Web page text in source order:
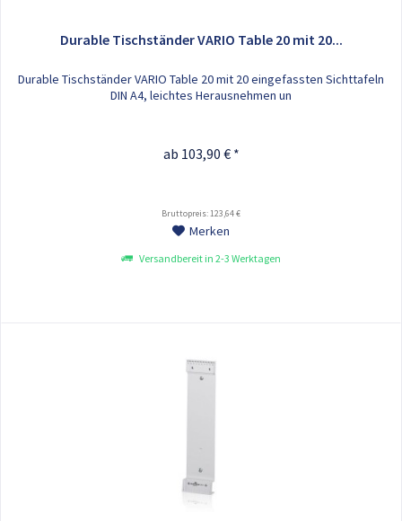
Durable Tischständer VARIO Table 20 mit 20...
Durable Tischständer VARIO Table 20 mit 20 eingefassten Sichttafeln
DIN A4, leichtes Herausnehmen un
ab 103,90 € *
Bruttopreis: 123,64 €
Merken
Versandbereit in 2-3 Werktagen